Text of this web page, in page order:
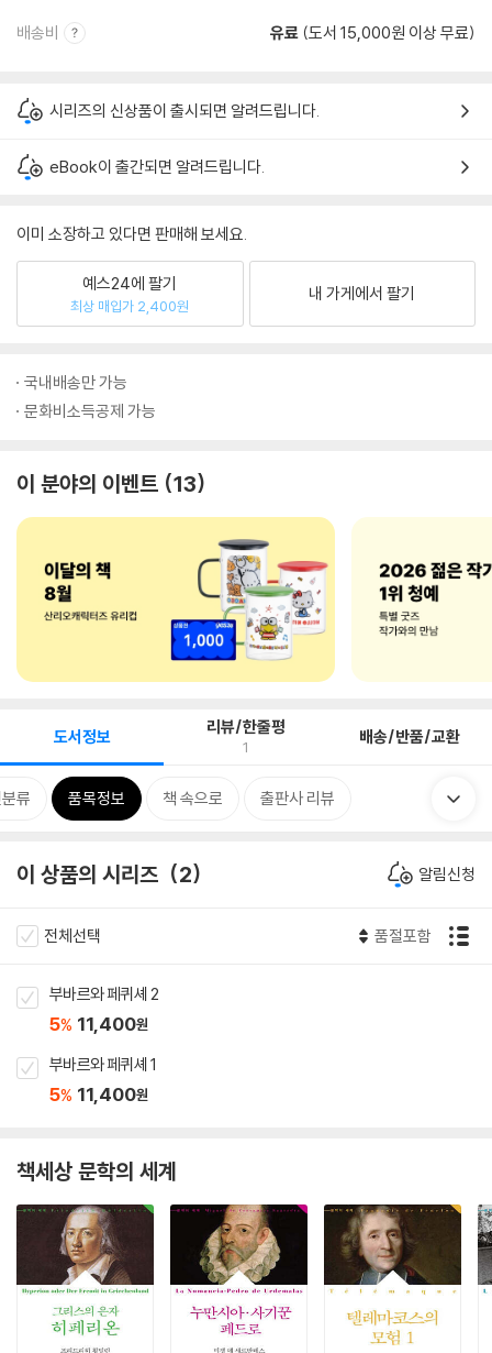
배송비 유료 (도서 15,000원 이상 무료)
시리즈의 신상품이 출시되면 알려드립니다.
eBook이 출간되면 알려드립니다.
이미 소장하고 있다면 판매해 보세요.
예스24에 팔기
최상 매입가 2,400원
내 가게에서 팔기
국내배송만 가능
문화비소득공제 가능
이 분야의 이벤트 13
도서정보 리뷰/한줄평
1 배송/반품/교환
류 품목정보 책 속으로 출판사 리뷰
이 상품의 시리즈 2 알림신청
전체선택 품절포함
부바르와 페퀴셰 2
5% 11,400원
부바르와 페퀴셰 1
5% 11,400원
책세상 문학의 세계